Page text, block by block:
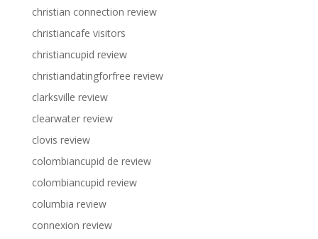
christian connection review
christiancafe visitors
christiancupid review
christiandatingforfree review
clarksville review
clearwater review
clovis review
colombiancupid de review
colombiancupid review
columbia review
connexion review